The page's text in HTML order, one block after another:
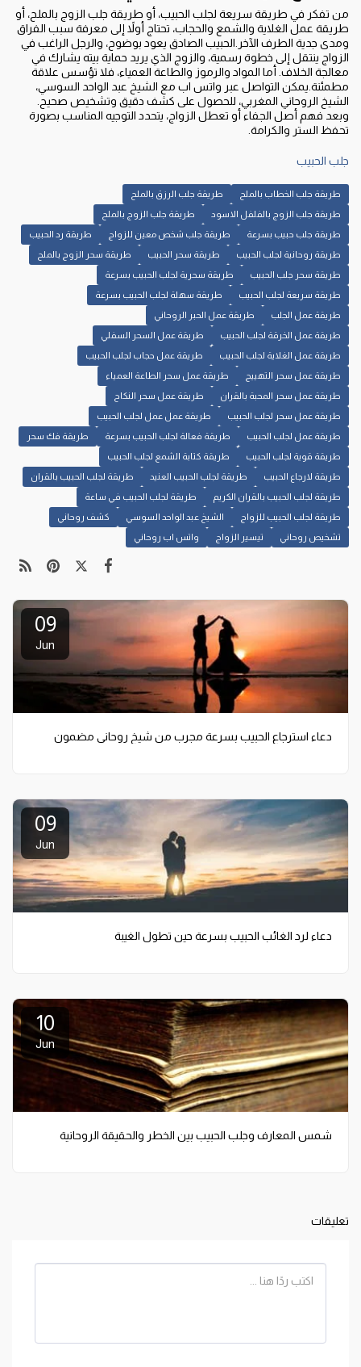
من تفكر في طريقة سريعة لجلب الحبيب، أو طريقة جلب الزوج بالملح، أو
طريقة عمل الغلاية والشمع والحجاب، تحتاج أولاً إلى معرفة سبب الفراق
ومدى جدية الطرف الآخر.الحبيب الصادق يعود بوضوح، والرجل الراغب في
الزواج ينتقل إلى خطوة رسمية، والزوج الذي يريد حماية بيته يشارك في
معالجة الخلاف. أما المواد والرموز والطاعة العمياء، فلا تؤسس علاقة
مطمئنة.يمكن التواصل عبر واتس اب مع الشيخ عبد الواحد السوسي،
الشيخ الروحاني المغربي، للحصول على كشف دقيق وتشخيص صحيح.
وبعد فهم أصل الجفاء أو تعطل الزواج، يتحدد التوجيه المناسب بصورة
تحفظ الستر والكرامة.
جلب الحبيب
طريقة جلب الخطاب بالملح طريقة جلب الرزق بالملح
طريقة جلب الزوج بالفلفل الاسود طريقة جلب الزوج بالملح
طريقة جلب حبيب بسرعة طريقة جلب شخص معين للزواج طريقة رد الحبيب
طريقة روحانية لجلب الحبيب طريقة سحر الحبيب طريقة سحر الزوج بالملح
طريقة سحر جلب الحبيب طريقة سحرية لجلب الحبيب بسرعة
طريقة سريعة لجلب الحبيب طريقة سهلة لجلب الحبيب بسرعة
طريقة عمل الجلب طريقة عمل الحبر الروحاني
طريقة عمل الخرقة لجلب الحبيب طريقة عمل السحر السفلي
طريقة عمل الغلاية لجلب الحبيب طريقة عمل حجاب لجلب الحبيب
طريقة عمل سحر التهييج طريقة عمل سحر الطاعة العمياء
طريقة عمل سحر المحبة بالقران طريقة عمل سحر النكاح
طريقة عمل سحر لجلب الحبيب طريقة عمل عمل لجلب الحبيب
طريقة عمل لجلب الحبيب طريقة فعالة لجلب الحبيب بسرعة طريقة فك سحر
طريقة قوية لجلب الحبيب طريقة كتابة الشمع لجلب الحبيب
طريقة لارجاع الحبيب طريقة لجلب الحبيب العنيد طريقة لجلب الحبيب بالقران
طريقة لجلب الحبيب بالقران الكريم طريقة لجلب الحبيب في ساعة
طريقة لجلب الحبيب للزواج الشيخ عبد الواحد السوسي كشف روحاني
تشخيص روحاني تيسير الزواج واتس اب روحاني
09
Jun
دعاء استرجاع الحبيب بسرعة مجرب من شيخ روحاني مضمون
09
Jun
دعاء لرد الغائب الحبيب بسرعة حين تطول الغيبة
10
Jun
شمس المعارف وجلب الحبيب بين الخطر والحقيقة الروحانية
تعليقات